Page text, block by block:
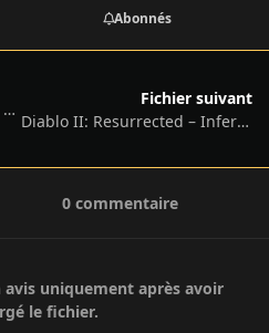
Abonnés
The Sims 4: Deluxe Edition – v1.121.361.1020 + All DLCs/Add-ons + Bonus Soundtracks + Online
Fichier suivant
Diablo II: Resurrected – Infernal Edition, v3.1.91636 + DLC
0 commentaire
uniquement après avoir
le fichier.